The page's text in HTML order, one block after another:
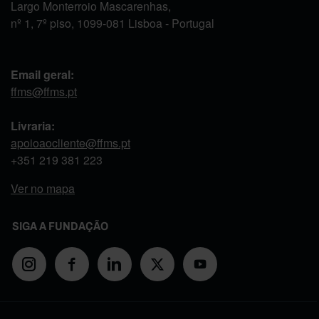
Largo Monterroio Mascarenhas,
nº 1, 7º piso, 1099-081 Lisboa - Portugal
Email geral:
ffms@ffms.pt
Livraria:
apoioaocliente@ffms.pt
+351 219 381 223
Ver no mapa
SIGA A FUNDAÇÃO